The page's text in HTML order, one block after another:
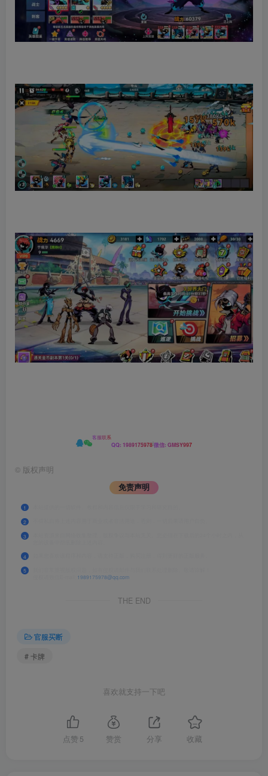
客服联系
QQ: 1989175978微信: GMSY997
© 版权声明
免责声明
1
2
3
4
5
1989175978@qq.com
THE END
官服买断
# 卡牌
喜欢就支持一下吧
点赞 5 赞赏 分享 收藏